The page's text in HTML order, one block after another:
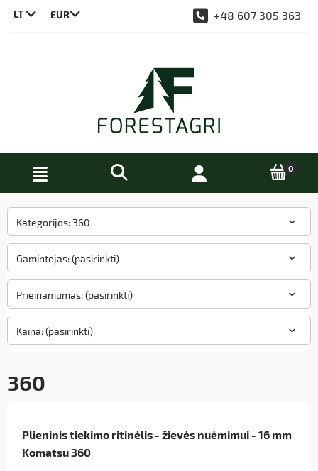
LT
+48 607 305 363
Kategorijos: 360
Gamintojas: (pasirinkti)
Prieinamumas: (pasirinkti)
Kaina: (pasirinkti)
360
Plieninis tiekimo ritinėlis - žievės nuėmimui - 16 mm
Komatsu 360